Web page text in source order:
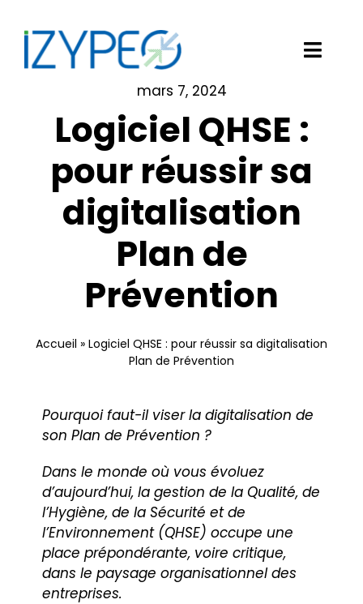
contenu
Nos clients
Demander une démo
mars 7, 2024
Logiciel QHSE :
pour réussir sa
digitalisation
Plan de
Prévention
Accueil » Logiciel QHSE : pour réussir sa digitalisation
Plan de Prévention
Pourquoi faut-il viser la digitalisation de
son Plan de Prévention ?
Dans le monde où vous évoluez
d’aujourd’hui, la gestion de la Qualité, de
l’Hygiène, de la Sécurité et de
l’Environnement (QHSE) occupe une
place prépondérante, voire critique,
dans le paysage organisationnel des
entreprises.